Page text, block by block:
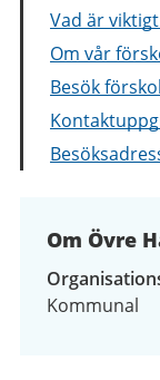
Vad är
Om vår
Besök
Om Övre
Kommunal